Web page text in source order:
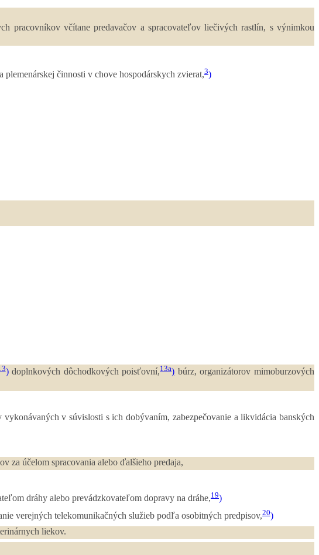
pracovníkov včítane predavačov a spracovateľov liečivých rastlín, s výnimkou
činnosti v chove hospodárskych zvierat,3)
)doplnkových dôchodkových poisťovní,13a) búrz, organizátorov mimoburzových
v súvislosti s ich dobývaním, zabezpečovanie a likvidácia banských
za účelom spracovania alebo ďalšieho predaja,
dráhy alebo prevádzkovateľom dopravy na dráhe,19)
verejných telekomunikačných služieb podľa osobitných predpisov,20)
liekov.